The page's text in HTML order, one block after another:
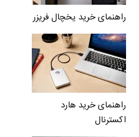
راهنمای خرید یخچال فریزر
راهنمای خرید هارد
اکسترنال